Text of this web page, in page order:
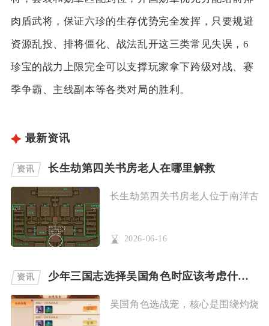
肉盾武将，保证六珍的生存优势完全发挥，只要规避
资源乱投、排将僵化、战法乱开这三类常见失误，6
珍宝的战力上限完全可以支撑玩家拿下跨级对战、赛
季争霸、主线副本等各类对局的胜利。
最新资讯
资讯 长生劫第四关书房老人在哪里解救
长生劫第四关书房老人位于南洋古
2026-06-16
资讯 少年三国志选择吴国角色时应该考虑什么战宠配合
吴国角色选战宠，核心是围绕灼烧